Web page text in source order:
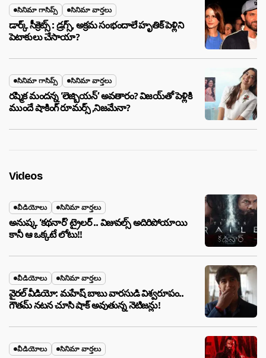
సినిమా గాసిప్స్ సినిమా వార్తలు
డార్క్ సీక్రెట్స్ : డ్రగ్స్, అక్రమ సంభందాలే హృతిక్ పెళ్లిని
పెటాకులు చేసాయా?
సినిమా గాసిప్స్ సినిమా వార్తలు
రష్మిక మందన్న ‘లెజ్బియన్’ అవతారం? విజయ్‌తో పెళ్లికి
ముందే షాకింగ్ రూమర్స్ ,నిజమేనా?
Videos
వీడియోలు సినిమా వార్తలు
అనుష్క ‘కథనార్’ ట్రైలర్ .. విజువల్స్ అదిరిపోయాయి
కానీ ఆ ఒక్కటే లోటు!!
వీడియోలు సినిమా వార్తలు
వైరల్ వీడియో: మహేష్ బాబు వారసుడి విశ్వరూపం..
గౌతమ్ నటన చూసి షాక్ అవుతున్న నెటిజన్లు!
వీడియోలు సినిమా వార్తలు